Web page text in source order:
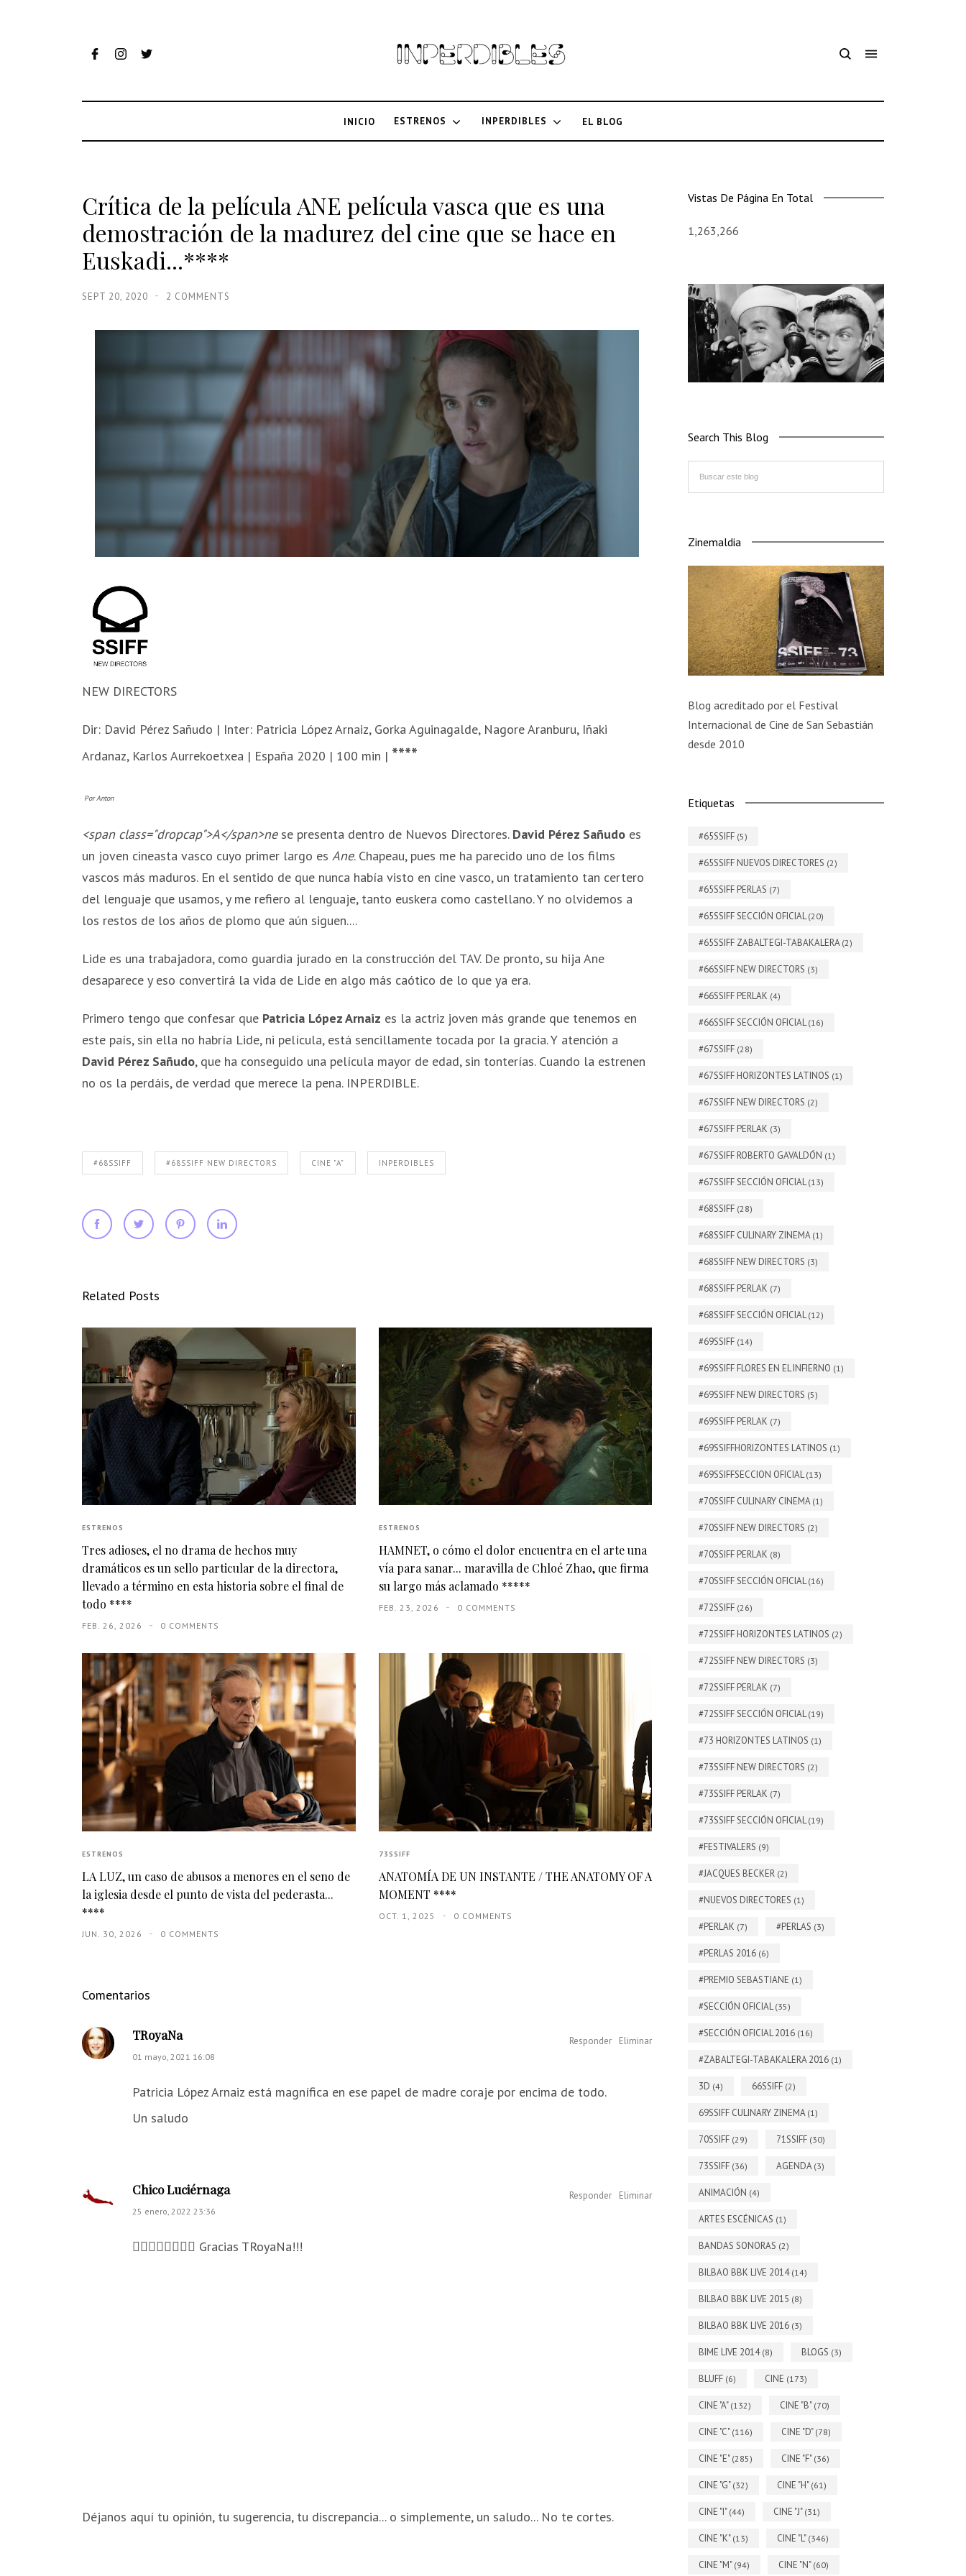
INICIO ESTRENOS INPERDIBLES EL BLOG
Crítica de la película ANE película vasca que es una
demostración de la madurez del cine que se hace en
Euskadi...****
SEPT 20, 2020 2 COMMENTS
NEW DIRECTORS
Dir: David Pérez Sañudo | Inter: Patricia López Arnaiz, Gorka Aguinagalde, Nagore Aranburu, Iñaki
Ardanaz, Karlos Aurrekoetxea | España 2020 | 100 min | ****
Por Anton
<span class="dropcap">A</span>nese presenta dentro de Nuevos Directores. David Pérez Sañudo es
un joven cineasta vasco cuyo primer largo es Ane. Chapeau, pues me ha parecido uno de los films
vascos más maduros. En el sentido de que nunca había visto en cine vasco, un tratamiento tan certero
del lenguaje que usamos, y me refiero al lenguaje, tanto euskera como castellano. Y no olvidemos a
los restos de los años de plomo que aún siguen....
Lide es una trabajadora, como guardia jurado en la construcción del TAV. De pronto, su hija Ane
desaparece y eso convertirá la vida de Lide en algo más caótico de lo que ya era.
Primero tengo que confesar que Patricia López Arnaiz es la actriz joven más grande que tenemos en
este país, sin ella no habría Lide, ni película, está sencillamente tocada por la gracia. Y atención a
David Pérez Sañudo, que ha conseguido una película mayor de edad, sin tonterías. Cuando la estrenen
no os la perdáis, de verdad que merece la pena. INPERDIBLE.
#68SSIFF #68SSIFF NEW DIRECTORS CINE "A" INPERDIBLES
Related Posts
ESTRENOS
Tres adioses, el no drama de hechos muy
dramáticos es un sello particular de la directora,
llevado a término en esta historia sobre el final de
todo ****
FEB. 26, 2026 0 COMMENTS
ESTRENOS
HAMNET, o cómo el dolor encuentra en el arte una
vía para sanar... maravilla de Chloé Zhao, que firma
su largo más aclamado *****
FEB. 23, 2026 0 COMMENTS
ESTRENOS
LA LUZ, un caso de abusos a menores en el seno de
la iglesia desde el punto de vista del pederasta...
****
JUN. 30, 2026 0 COMMENTS
73SSIFF
ANATOMÍA DE UN INSTANTE / THE ANATOMY OF A
MOMENT ****
OCT. 1, 2025 0 COMMENTS
Comentarios
TRoyaNa
01 mayo, 2021 16:08
Patricia López Arnaiz está magnífica en ese papel de madre coraje por encima de todo.
Un saludo
Responder Eliminar
Chico Luciérnaga
25 enero, 2022 23:36
👍🏻👏🏻👏🏻👏🏻 Gracias TRoyaNa!!!
Responder Eliminar
Déjanos aquí tu opinión, tu sugerencia, tu discrepancia... o simplemente, un saludo... No te cortes.
Vistas De Página En Total
1,263,266
Search This Blog
Zinemaldia
Blog acreditado por el Festival
Internacional de Cine de San Sebastián
desde 2010
Etiquetas
#65SSIFF (5)
#65SSIFF NUEVOS DIRECTORES (2)
#65SSIFF PERLAS (7)
#65SSIFF SECCIÓN OFICIAL(20)
#65SSIFF ZABALTEGI-TABAKALERA (2)
#66SSIFF NEW DIRECTORS (3)
#66SSIFF PERLAK (4)
#66SSIFF SECCIÓN OFICIAL(16)
#67SSIFF (28)
#67SSIFF HORIZONTES LATINOS (1)
#67SSIFF NEW DIRECTORS (2)
#67SSIFF PERLAK (3)
#67SSIFF ROBERTO GAVALDÓN (1)
#67SSIFF SECCIÓN OFICIAL(13)
#68SSIFF (28)
#68SSIFF CULINARY ZINEMA (1)
#68SSIFF NEW DIRECTORS (3)
#68SSIFF PERLAK (7)
#68SSIFF SECCIÓN OFICIAL(12)
#69SSIFF (14)
#69SSIFF FLORES EN EL INFIERNO (1)
#69SSIFF NEW DIRECTORS (5)
#69SSIFF PERLAK (7)
#69SSIFFHORIZONTES LATINOS (1)
#69SSIFFSECCION OFICIAL(13)
#70SSIFF CULINARY CINEMA (1)
#70SSIFF NEW DIRECTORS (2)
#70SSIFF PERLAK (8)
#70SSIFF SECCIÓN OFICIAL(16)
#72SSIFF (26)
#72SSIFF HORIZONTES LATINOS (2)
#72SSIFF NEW DIRECTORS (3)
#72SSIFF PERLAK (7)
#72SSIFF SECCIÓN OFICIAL(19)
#73 HORIZONTES LATINOS (1)
#73SSIFF NEW DIRECTORS (2)
#73SSIFF PERLAK (7)
#73SSIFF SECCIÓN OFICIAL(19)
#FESTIVALERS (9)
#JACQUES BECKER (2)
#NUEVOS DIRECTORES (1)
#PERLAK (7) #PERLAS (3)
#PERLAS 2016 (6)
#PREMIO SEBASTIANE (1)
#SECCIÓN OFICIAL(35)
#SECCIÓN OFICIAL 2016 (16)
#ZABALTEGI-TABAKALERA 2016 (1)
3D (4) 66SSIFF (2)
69SSIFF CULINARY ZINEMA (1)
70SSIFF (29) 71SSIFF (30)
73SSIFF (36) AGENDA (3)
ANIMACIÓN (4)
ARTES ESCÉNICAS (1)
BANDAS SONORAS (2)
BILBAO BBK LIVE 2014 (14)
BILBAO BBK LIVE 2015 (8)
BILBAO BBK LIVE 2016 (3)
BIME LIVE 2014 (8) BLOGS (3)
BLUFF (6) CINE (173)
CINE "A" (132) CINE "B" (70)
CINE "C" (116) CINE "D" (78)
CINE "E" (285) CINE "F" (36)
CINE "G" (32) CINE "H" (61)
CINE "I" (44) CINE "J" (31)
CINE "K" (13) CINE "L" (346)
CINE "M" (94) CINE "N" (60)